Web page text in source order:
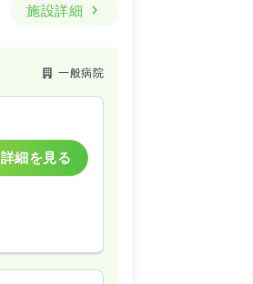
施設詳細
一般病院
詳細を見る